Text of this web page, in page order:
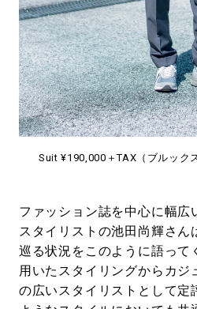
Suit ¥190,000＋TAX（ブルック
ファッション誌を中心に幅広
スタイリストの池田尚輝さん
巡る状況をこのように語って
用いたスタイリングからカジ
の広いスタイリストとして定